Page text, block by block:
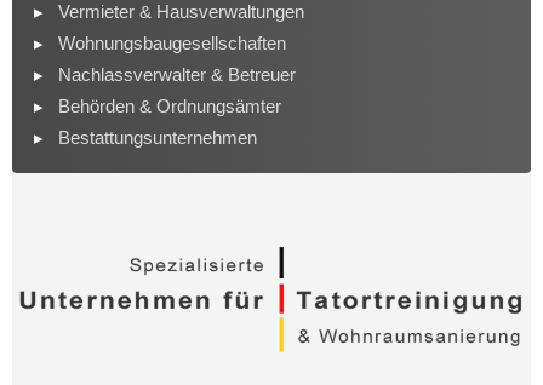
Vermieter & Hausverwaltungen
Wohnungsbaugesellschaften
Nachlassverwalter & Betreuer
Behörden & Ordnungsämter
Bestattungsunternehmen